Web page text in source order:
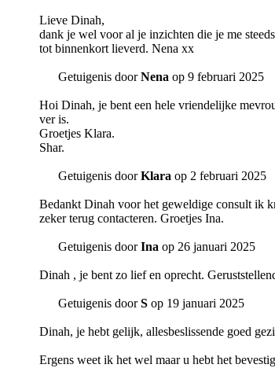
Lieve Dinah,
dank je wel voor al je inzichten die je me
tot binnenkort lieverd. Nena xx
Getuigenis doorNena op 9 februari 2025
Hoi Dinah, je bent een hele vriendelijke
ver is.
Groetjes Klara.
Shar.
Getuigenis doorKlara op 2 februari 2025
Bedankt Dinah voor het geweldige consult ik
zeker terug contacteren. Groetjes Ina.
Getuigenis doorIna op 26 januari 2025
Dinah , je bent zo lief en oprecht.
Getuigenis doorS op 19 januari 2025
Dinah, je hebt gelijk, allesbeslissende goed
Ergens weet ik het wel maar u hebt het